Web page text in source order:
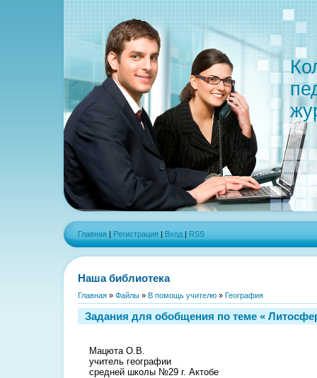
Главная | Регистрация | Вход | RSS
Наша библиотека
Главная » Файлы » В помощь учителю » География
Задания для обобщения по теме «
Мацюта О.В.
учитель географии
средней школы №29 г. Актобе